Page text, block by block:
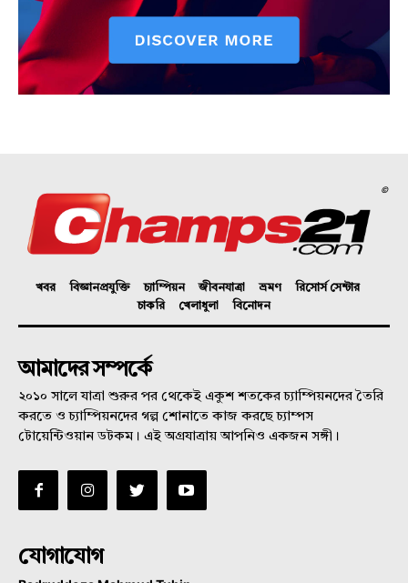
©
খবর বিজ্ঞানপ্রযুক্তি চ্যাম্পিয়ন জীবনযাত্রা ভ্রমণ
রিসোর্স সেন্টার
চাকরি
খেলাধুলা বিনোদন
আমাদের সম্পর্কে
২০১০ সালে যাত্রা শুরুর পর থেকেই একুশ শতকের চ্যাম্পিয়নদের তৈরি
করতে ও চ্যাম্পিয়নদের গল্প শোনাতে কাজ করছে চ্যাম্পস
টোয়েন্টিওয়ান ডটকম। এই অগ্রযাত্রায় আপনিও একজন সঙ্গী।
যোগাযোগ